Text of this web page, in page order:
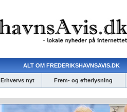
ALT OM FREDERIKSHAVNSAVIS.DK
Erhvervs nyt Frem- og efterlysning